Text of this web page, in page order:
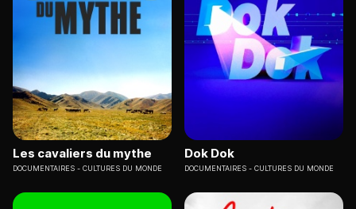
Les cavaliers du mythe
DOCUMENTAIRES CULTURES DU MONDE
Dok Dok
DOCUMENTAIRES CULTURES DU MONDE